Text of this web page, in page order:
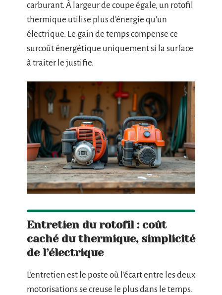
carburant. À largeur de coupe égale, un rotofil
thermique utilise plus d’énergie qu’un
électrique. Le gain de temps compense ce
surcoût énergétique uniquement si la surface
à traiter le justifie.
Entretien du rotofil : coût
caché du thermique, simplicité
de l’électrique
L’entretien est le poste où l’écart entre les deux
motorisations se creuse le plus dans le temps.